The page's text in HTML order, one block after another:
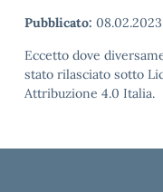
Pubblicato: 08.02.2023
Eccetto dove
stato rilasciato sotto
Attribuzione 4.0 Italia.